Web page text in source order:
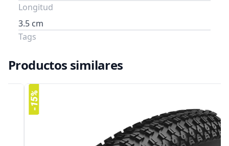
Longitud
3.5 cm
Tags
Productos similares